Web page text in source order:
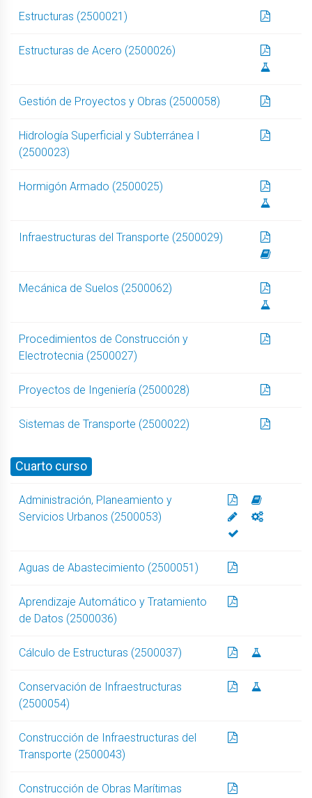
Estructuras (2500021)
Estructuras de Acero (2500026)
Gestión de Proyectos y Obras (2500058)
Hidrología Superficial y Subterránea I
(2500023)
Hormigón Armado (2500025)
Infraestructuras del Transporte (2500029)
Mecánica de Suelos (2500062)
Procedimientos de Construcción y
Electrotecnia (2500027)
Proyectos de Ingeniería (2500028)
Sistemas de Transporte (2500022)
Cuarto curso
Administración, Planeamiento y
Servicios Urbanos (2500053)
Aguas de Abastecimiento (2500051)
Aprendizaje Automático y Tratamiento
de Datos (2500036)
Cálculo de Estructuras (2500037)
Conservación de Infraestructuras
(2500054)
Construcción de Infraestructuras del
Transporte (2500043)
Construcción de Obras Marítimas